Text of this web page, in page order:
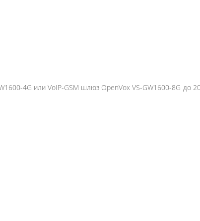
4G или VoIP-GSM шлюз OpenVox VS-GW1600-8G до